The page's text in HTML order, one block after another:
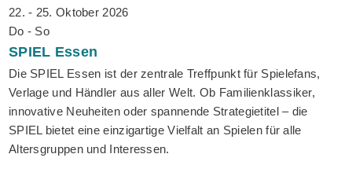
22. - 25. Oktober 2026
Do - So
SPIEL Essen
Die SPIEL Essen ist der zentrale Treffpunkt für Spielefans,
Verlage und Händler aus aller Welt. Ob Familienklassiker,
innovative Neuheiten oder spannende Strategietitel – die
SPIEL bietet eine einzigartige Vielfalt an Spielen für alle
Altersgruppen und Interessen.